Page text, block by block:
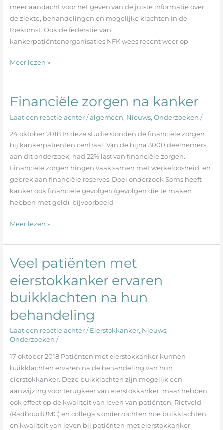
meer aandacht voor het geven van de juiste informatie over
de ziekte, behandelingen en mogelijke klachten in de
toekomst. Ook de federatie van
kankerpatiëntenorganisaties NFK wees recent weer op
voor
iedereen
het
beste
Meer lezen »
Financiële zorgen na kanker
Laat een reactie achter /algemeen, Nieuws, Onderzoeken /
24 oktober 2018 In deze studie stonden de financiële zorgen
bij kankerpatiënten centraal. Van de bijna 3000 deelnemers
aan dit onderzoek, had 22% last van financiële zorgen.
Financiële zorgen hingen vaak samen met werkeloosheid, en
gebrek aan financiële reserves. Doel onderzoek Soms heeft
kanker ook financiële gevolgen (gevolgen die te maken
hebben met geld), bijvoorbeeld
Financiële
na
kanker
Meer lezen »
Veel patiënten met
eierstokkanker ervaren
buikklachten na hun
behandeling
Laat een reactie achter / Eierstokkanker, Nieuws,
Onderzoeken /
17 oktober 2018 Patiënten met eierstokkanker kunnen
buikklachten ervaren na de behandeling van hun
eierstokkanker. Deze buikklachten zijn mogelijk een
aanwijzing voor terugkeer van eierstokkanker, maar hebben
ook effect op de kwaliteit van leven van patiënten. Rietveld
(RadboudUMC) en collega’s onderzochten hoe buikklachten
en kwaliteit van leven bij patiënten met eierstokkanker
Veel
met
eierstokkanker
buikklachten
na
hun